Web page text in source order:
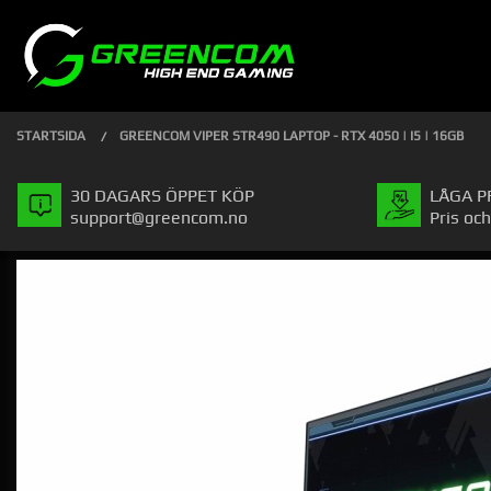
innehåll
PRODUKTER
Stäng
STARTSIDA GREENCOM VIPER STR490 LAPTOP - RTX 4050 | I5 | 16GB
30 DAGARS ÖPPET KÖP
support@greencom.no
LÅGA
Pris